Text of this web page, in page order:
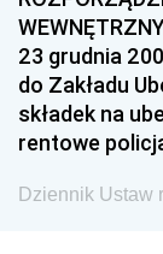
1954
1951
1948
23 grudnia
do Zakładu
składek na
rentowe
Dziennik Ustaw